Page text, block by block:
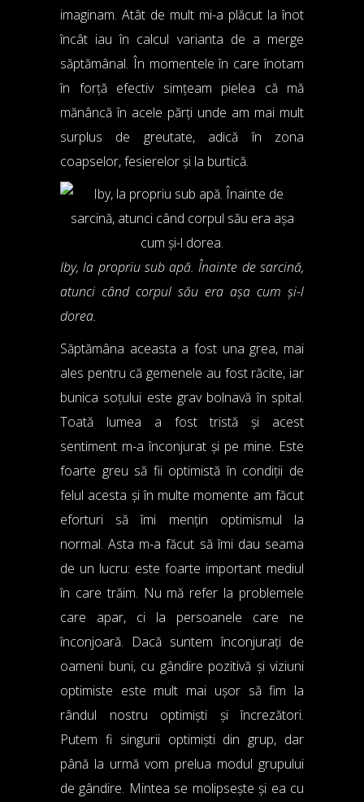
imaginam. Atât de mult mi-a plăcut la înot
încât iau în calcul varianta de a merge
săptămânal. În momentele în care înotam
în forță efectiv simțeam pielea că mă
mănâncă în acele părți unde am mai mult
surplus de greutate, adică în zona
coapselor, fesierelor și la burtică.
Iby, la propriu sub apă. Înainte de sarcină,
atunci când corpul său era așa cum și-l
dorea.
Săptămâna aceasta a fost una grea, mai
ales pentru că gemenele au fost răcite, iar
bunica soțului este grav bolnavă în spital.
Toată lumea a fost tristă și acest
sentiment m-a înconjurat și pe mine. Este
foarte greu să fii optimistă în condiții de
felul acesta și în multe momente am făcut
eforturi să îmi mențin optimismul la
normal. Asta m-a făcut să îmi dau seama
de un lucru: este foarte important mediul
în care trăim. Nu mă refer la problemele
care apar, ci la persoanele care ne
înconjoară. Dacă suntem înconjurați de
oameni buni, cu gândire pozitivă și viziuni
optimiste este mult mai ușor să fim la
rândul nostru optimiști și încrezători.
Putem fi singurii optimiști din grup, dar
până la urmă vom prelua modul grupului
de gândire. Mintea se molipsește și ea cu